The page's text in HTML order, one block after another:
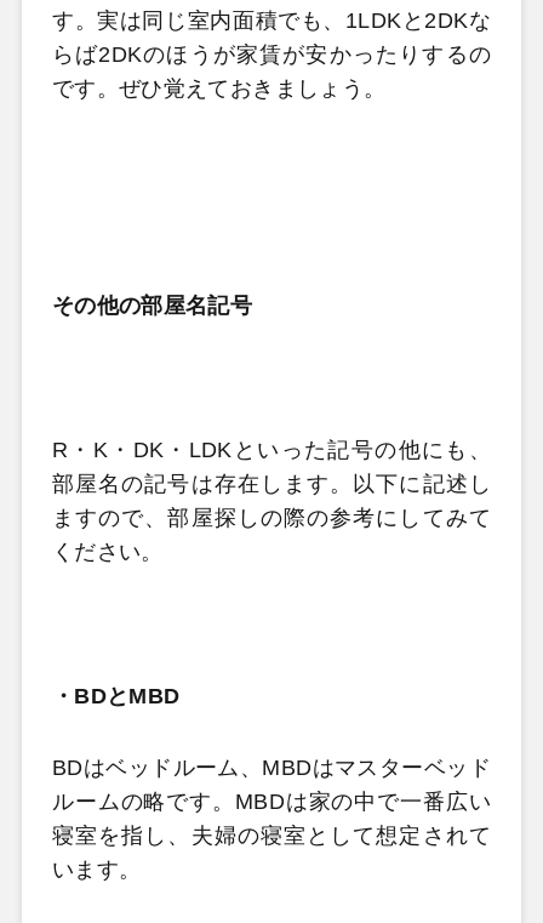
す。実は同じ室内面積でも、 1LDK と 2DKな
らば2DKのほうが家賃が安かったりするの
です。ぜひ覚えておきましょう。
その他の部屋名記号
R ・ K ・ DK ・ LDK といった記号の他にも、
部屋名の記号は存在します。以下に記述し
ますので、部屋探しの際の参考にしてみて
ください。
・ BDと MBD
BDはベッドルーム、 MBDはマスターベッド
ルームの略です。 MBDは家の中で一番広い
寝室を指し、夫婦の寝室として想定されて
います。